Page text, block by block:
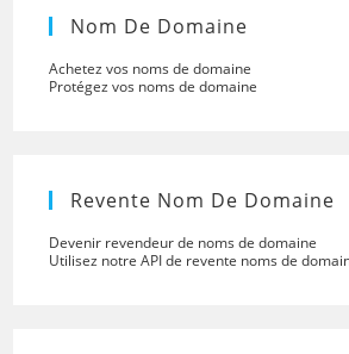
Nom De Domaine
Achetez vos noms de domaine
Protégez vos noms de domaine
Revente Nom De Domaine
Devenir revendeur de noms de domaine
Utilisez notre API de revente noms de